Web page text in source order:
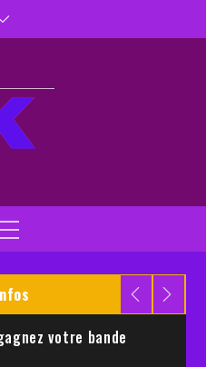
gagnez votre bande